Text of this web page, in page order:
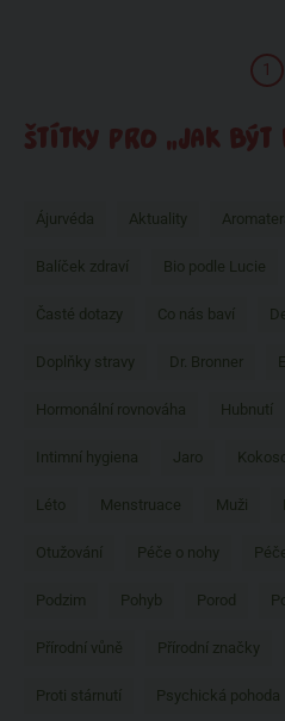
1
ŠTÍTKY PRO „JAK BÝT
Ájurvéda Aktuality
Balíček zdraví Bio podle Lucie
Časté dotazy Co nás baví
Doplňky stravy Dr. Bronner
Hormonální rovnováha Hubnutí
Intimní hygiena Jaro
Léto Menstruace Muži
Otužování Péče o nohy
Podzim Pohyb Porod
Přírodní vůně Přírodní značky
Proti stárnutí Psychická pohoda